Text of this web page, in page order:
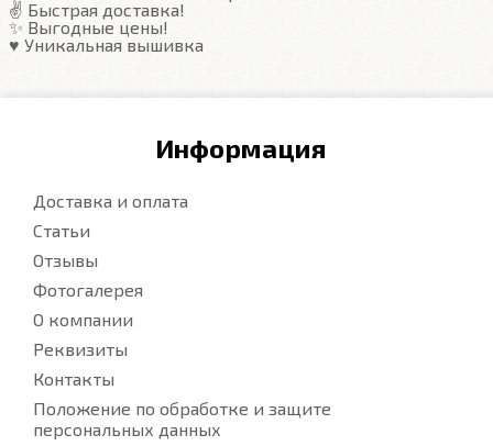
✌️ Быстрая доставка!
✨ Выгодные цены!
♥️ Уникальная вышивка
Информация
Доставка и оплата
Статьи
Отзывы
Фотогалерея
О компании
Реквизиты
Контакты
Положение по обработке и защите
персональных данных